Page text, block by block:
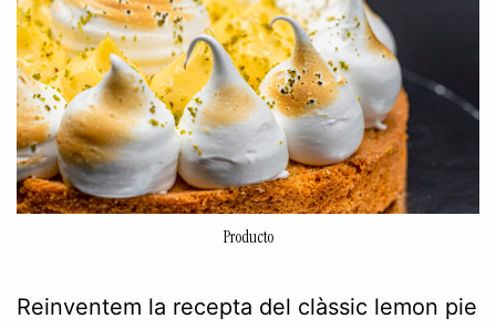
Producto
Reinventem la recepta del clàssic lemon pie